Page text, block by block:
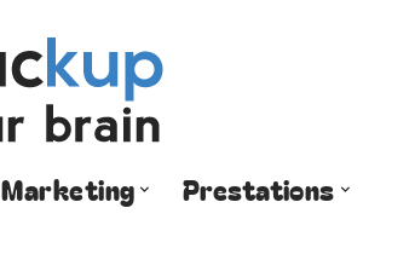
Marketing Prestations